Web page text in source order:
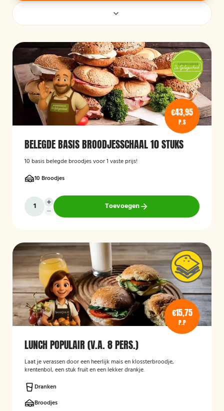
€43,95
P.S
BELEGDE BASIS BROODJESSCHAAL 10 STUKS
10 basis belegde broodjes voor 1 vaste prijs!
10 Broodjes
Toevoegen
€15,75
P.P
LUNCH POPULAIR (V.A. 8 PERS.)
Laat je verassen door een heerlijk mais en klossterbroodje,
krentenbol, een stuk fruit en een lekker drankje.
Dranken
Broodjes